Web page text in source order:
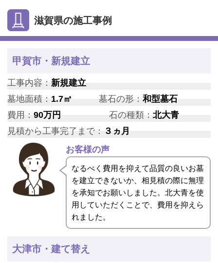
滋賀県の施工事例
甲賀市・新規建立
工事内容： 新規建立
墓地面積： 1.7㎡ 墓石の形：和型墓石
費用： 90万円 石の種類： 北大青
見積から工事完了まで： ３ヵ月
お客様の声
なるべく費用を抑えて品質の良いお墓
を建立できないか、相見積の際に無理
を承知でお願いしました。北大青を使
用していただくことで、費用を抑えら
れました。
大津市・建て替え